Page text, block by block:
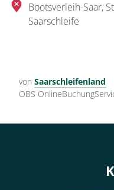
Bootsverleih-Saar,
Saarschleife
von Saarschleifenland
OBS